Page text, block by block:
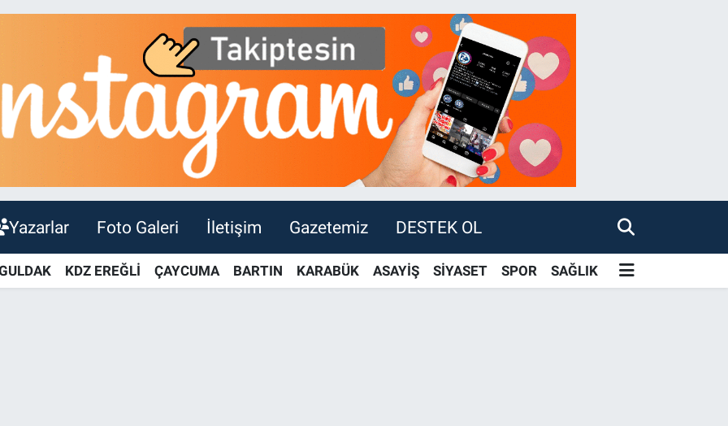
Yazarlar Foto Galeri İletişim Gazetemiz DESTEK OL
KDZ EREĞLİ ÇAYCUMA BARTIN KARABÜK ASAYİŞ SİYASET SPOR SAĞLIK